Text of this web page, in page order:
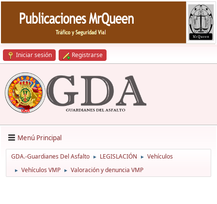
Iniciar sesión Registrarse
Menú Principal
GDA.-Guardianes Del Asfalto ► LEGISLACIÓN ► Vehículos
► Vehículos VMP ► Valoración y denuncia VMP